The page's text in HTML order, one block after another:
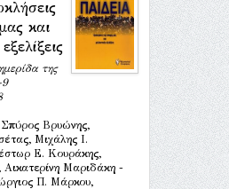
και
της
9
Σπύρος Βρυώνης,
Μιχάλης Ι.
Ε. Κουράκης,
Αικατερίνη Μαριδάκη -
Π. Μάρκου,